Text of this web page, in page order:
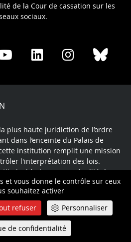
et vous donne le contrôle sur ceux
souhaitez activer
refuser Personnaliser
de confidentialité
de la Cour de cassation sur les
sociaux.
Share
Youtube
Share
LinkedIn
Share
Instagram
plus haute juridiction de l’ordre
dans l’enceinte du Palais de
institution remplit une mission
l'interprétation des lois.
ainsi à chacun une égalité de